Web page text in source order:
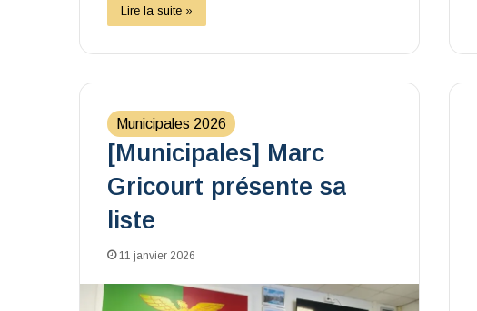
Lire la suite »
Municipales 2026
[Municipales] Marc
Gricourt présente sa
liste
11 janvier 2026